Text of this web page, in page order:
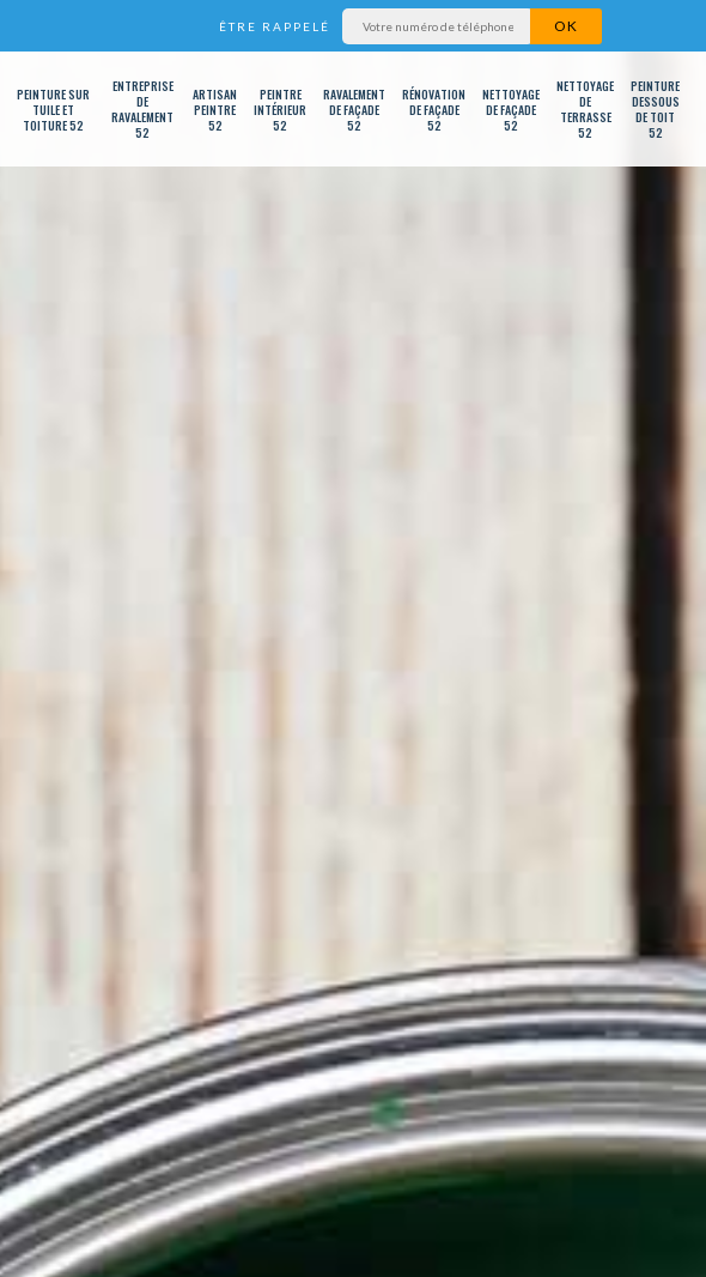
ÊTRE RAPPELÉ
PEINTURE SUR
TUILE ET
TOITURE 52
ENTREPRISE
DE
RAVALEMENT
52
ARTISAN
PEINTRE
52
PEINTRE
INTÉRIEUR
52
RAVALEMENT
DE FAÇADE
52
RÉNOVATION
DE FAÇADE
52
NETTOYAGE
DE FAÇADE
52
NETTOYAGE
DE
TERRASSE
52
PEINTURE
DESSOUS
DE TOIT
52